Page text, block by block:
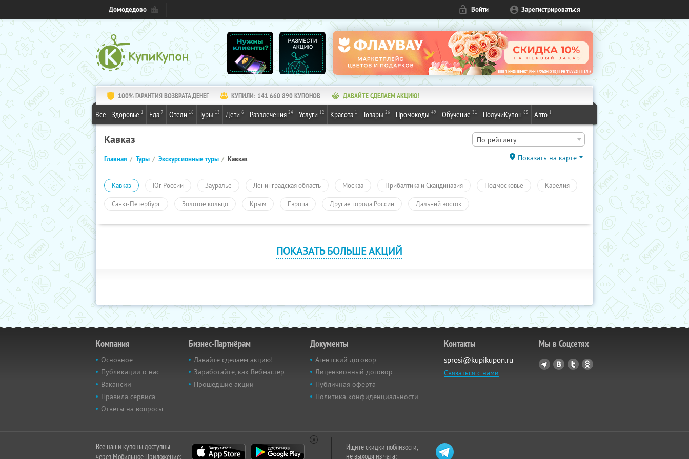
Домодедово Войти Зарегистрироваться
100% ГАРАНТИЯ ВОЗВРАТА ДЕНЕГ КУПИЛИ: 141 660 890КУПОНОВ ДАВАЙТЕ СДЕЛАЕМ АКЦИЮ!
Все Здоровье 1 Еда 7 Отели 16 Туры 13 Дети 6 Развлечения 24 Услуги 12 Красота 1 Товары 26 Промокоды 49 Обучение 31 ПолучиКупон 85 Авто 1
Кавказ По рейтингу
Главная Туры Экскурсионные туры Кавказ Показать на карте
Кавказ Юг России Зауралье Ленинградская область Москва Прибалтика и Скандинавия Подмосковье Карелия
Санкт-Петербург Золотое кольцо Крым Европа Другие города России Дальний восток
ПОКАЗАТЬ БОЛЬШЕ АКЦИЙ
Компания
Основное
Публикации о нас
Вакансии
Правила сервиса
Ответы на вопросы
Бизнес-Партнёрам
Давайте сделаем акцию!
Заработайте, как Вебмастер
Прошедшие акции
Документы
Агентский договор
Лицензионный договор
Публичная оферта
Политика конфиденциальности
Контакты
sprosi@kupikupon.ru
Связаться с нами
Мы в Соцсетях
Все наши купоны доступны
через Мобильное Приложение:
Ищите скидки поблизости,
не выходя из чата: